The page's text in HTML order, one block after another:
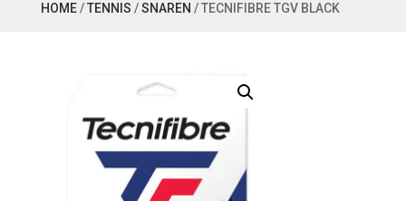
HOME/TENNIS /SNAREN / TECNIFIBRE TGV BLACK